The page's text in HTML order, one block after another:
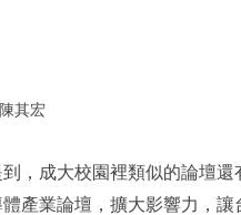
其宏
，成大校園裡類似的論壇還
產業論壇，擴大影響力，